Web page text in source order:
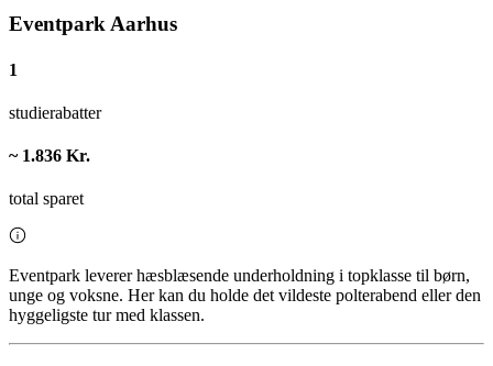
Eventpark Aarhus
1
studierabatter
~ 1.836 Kr.
total sparet
Eventpark leverer hæsblæsende underholdning i topklasse til børn,
unge og voksne. Her kan du holde det vildeste polterabend eller den
hyggeligste tur med klassen.